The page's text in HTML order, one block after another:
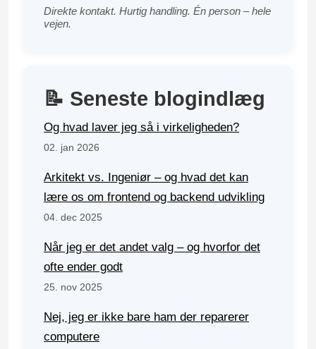
Direkte kontakt. Hurtig handling. Én person – hele
vejen.
📝 Seneste blogindlæg
Og hvad laver jeg så i virkeligheden?
02. jan 2026
Arkitekt vs. Ingeniør – og hvad det kan
lære os om frontend og backend udvikling
04. dec 2025
Når jeg er det andet valg – og hvorfor det
ofte ender godt
25. nov 2025
Nej, jeg er ikke bare ham der reparerer
computere